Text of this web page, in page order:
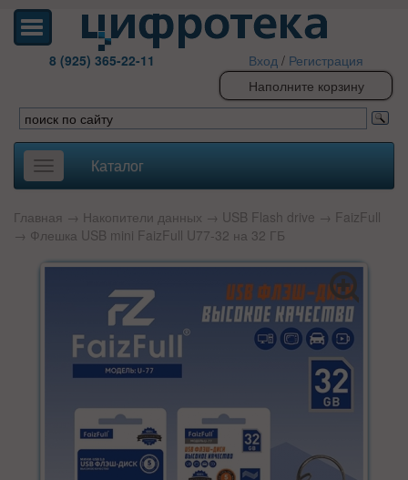
8 (925) 365-22-11 Вход / Регистрация
Наполните корзину
Toggle
navigation
Каталог
Главная → Накопители данных → USB Flash drive → FaizFull
→ Флешка USB mini FaizFull U77-32 на 32 ГБ